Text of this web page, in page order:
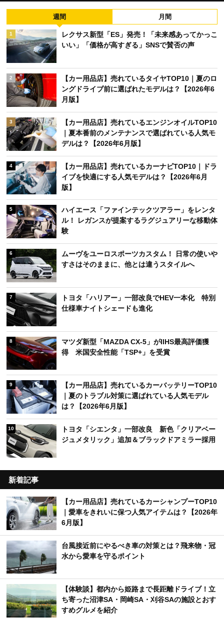
週間 月間
1
レクサス新型「ES」発売！「未来感あってかっこ
いい」「価格が高すぎる」SNSで賛否の声
2
【カー用品店】売れているタイヤTOP10｜夏のロ
ングドライブ前に選ばれたモデルは？【2026年6
月版】
3
【カー用品店】売れているエンジンオイルTOP10
｜夏本番前のメンテナンスで選ばれている人気モ
デルは？【2026年6月版】
4
【カー用品店】売れているカーナビTOP10｜ドラ
イブを快適にする人気モデルは？【2026年6月
版】
5
ハイエース「ファインテックツアラー」をレンタ
ル！ レガンスが提案するラグジュアリーな移動体
験
6
ムーヴをユーロスポーツカスタム！ 日常の使いや
すさはそのままに、他とは違うスタイルへ
7
トヨタ「ハリアー」一部改良でHEV一本化 特別
仕様車ナイトシェードも進化
8
マツダ新型「MAZDA CX-5」がIIHS最高評価獲
得 米国安全性能「TSP+」を受賞
9
【カー用品店】売れているカーバッテリーTOP10
｜夏のトラブル対策に選ばれている人気モデル
は？【2026年6月版】
10
トヨタ「シエンタ」一部改良 新色「クリアベー
ジュメタリック」追加＆ブラックドアミラー採用
新着記事
【カー用品店】売れているカーシャンプーTOP10
｜愛車をきれいに保つ人気アイテムは？【2026年
6月版】
台風接近前にやるべき車の対策とは？飛来物・冠
水から愛車を守るポイント
【体験談】都内から姫路まで長距離ドライブ！立
ち寄った沼津SA・岡崎SA・刈谷SAの施設とおす
すめグルメを紹介